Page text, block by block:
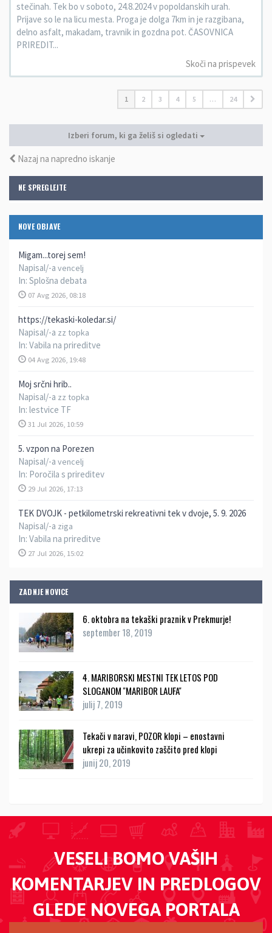
NE SPREGLEJTE
NOVE OBJAVE
Migam...torej sem!
Napisal/-a vencelj
In: Splošna debata
07 Avg 2026, 08:18
https://tekaski-koledar.si/
Napisal/-a zz topka
In: Vabila na prireditve
04 Avg 2026, 19:48
Moj srčni hrib..
Napisal/-a zz topka
In: lestvice TF
31 Jul 2026, 10:59
5. vzpon na Porezen
Napisal/-a vencelj
In: Poročila s prireditev
29 Jul 2026, 17:13
TEK DVOJK - petkilometrski rekreativni tek v dvoje, 5. 9. 2026
Napisal/-a ziga
In: Vabila na prireditve
27 Jul 2026, 15:02
ZADNJE NOVICE
6. oktobra na tekaški praznik v Prekmurje!
september 18, 2019
4. MARIBORSKI MESTNI TEK LETOS POD
SLOGANOM ''MARIBOR LAUFA''
julij 7, 2019
Tekači v naravi, POZOR klopi – enostavni
ukrepi za učinkovito zaščito pred klopi
junij 20, 2019
stečinah. Tek bo v soboto, 24.8.2024 v popoldanskih urah.
Prijave so le na licu mesta. Proga je dolga 7km in je razgibana,
delno asfalt, makadam, travnik in gozdna pot. ČASOVNICA
PRIREDIT...
Skoči na prispevek
1 2 3 4 5 … 24
Izberi forum, ki ga želiš si ogledati
Nazaj na napredno iskanje
VESELI BOMO VAŠIH
KOMENTARJEV IN PREDLOGOV
GLEDE NOVEGA PORTALA